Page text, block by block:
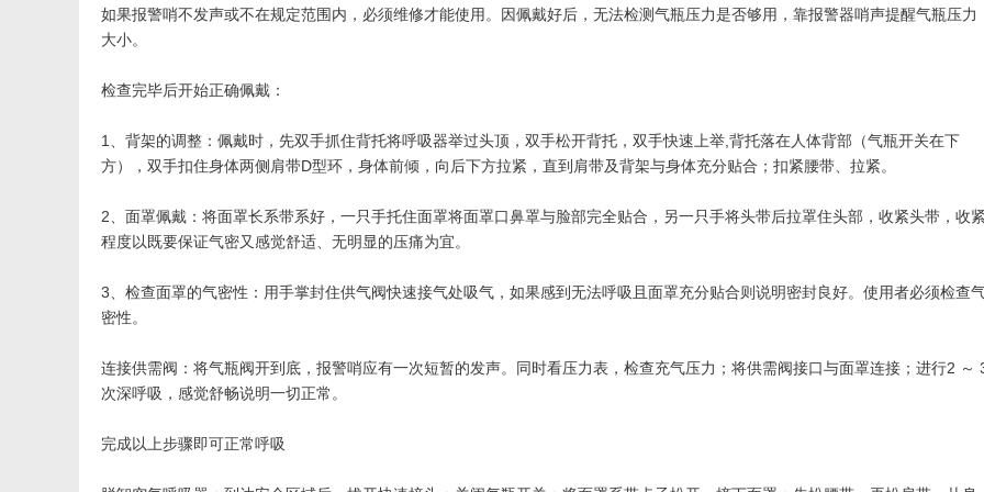
如果报警哨不发声或不在规定范围内，必须维修才能使用。因佩戴好后，无法检测气瓶压力是否够用，靠报警器哨声提醒气瓶压力
大小。
检查完毕后开始正确佩戴：
1、背架的调整：佩戴时，先双手抓住背托将呼吸器举过头顶，双手松开背托，双手快速上举,背托落在人体背部（气瓶开关在下
方），双手扣住身体两侧肩带D型环，身体前倾，向后下方拉紧，直到肩带及背架与身体充分贴合；扣紧腰带、拉紧。
2、面罩佩戴：将面罩长系带系好，一只手托住面罩将面罩口鼻罩与脸部完全贴合，另一只手将头带后拉罩住头部，收紧头带，收紧
程度以既要保证气密又感觉舒适、无明显的压痛为宜。
3、检查面罩的气密性：用手掌封住供气阀快速接气处吸气，如果感到无法呼吸且面罩充分贴合则说明密封良好。使用者必须检查
密性。
连接供需阀：将气瓶阀开到底，报警哨应有一次短暂的发声。同时看压力表，检查充气压力；将供需阀接口与面罩连接；进行2 ～
次深呼吸，感觉舒畅说明一切正常。
完成以上步骤即可正常呼吸